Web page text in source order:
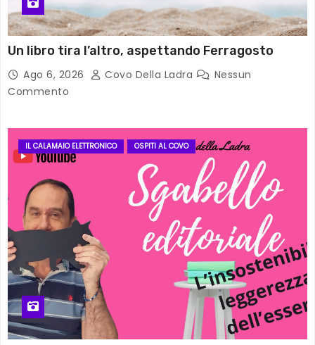
Un libro tira l’altro, aspettando Ferragosto
Ago 6, 2026 Covo Della Ladra
Nessun
Commento
IL CALAMAIO ELETTRONICO OSPITI AL COVO